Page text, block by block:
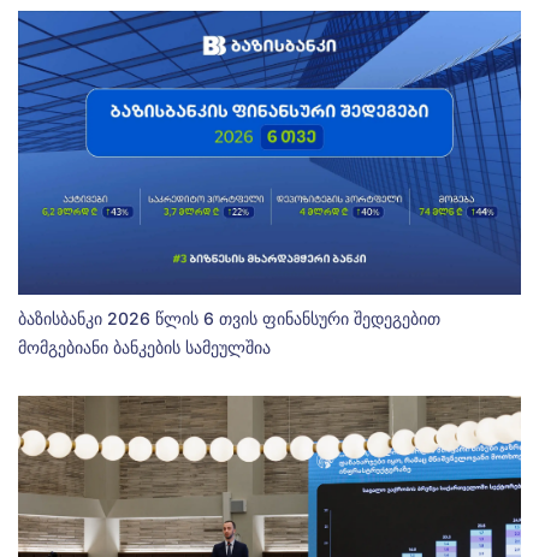
ბაზისბანკი 2026 წლის 6 თვის ფინანსური შედეგებით
მომგებიანი ბანკების სამეულშია